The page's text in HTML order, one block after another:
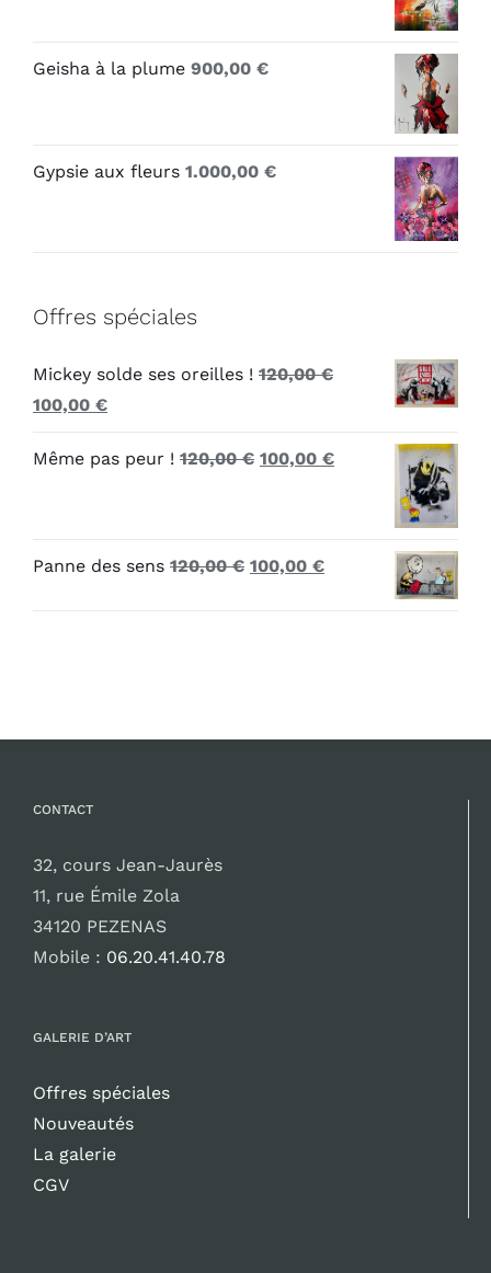
Geisha à la plume 900,00 €
Gypsie aux fleurs 1.000,00 €
Offres spéciales
Mickey solde ses oreilles ! 120,00€
Le
initial
100,00 €Le
actuel
Même pas peur ! 120,00€ Le
120,00 €.
100,00 €Le
100,00 €.
Panne des sens 120,00€ Le
100,00 €Le
CONTACT
32, cours Jean-Jaurès
11, rue Émile Zola
34120 PEZENAS
Mobile : 06.20.41.40.78
GALERIE D’ART
Offres spéciales
Nouveautés
La galerie
CGV